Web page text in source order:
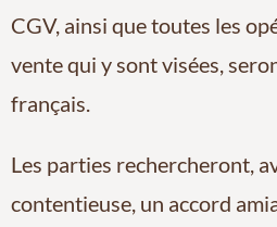
CGV, ainsi que toutes les
vente qui y sont visées,
français.
Les parties rechercheront,
contentieuse, un accord